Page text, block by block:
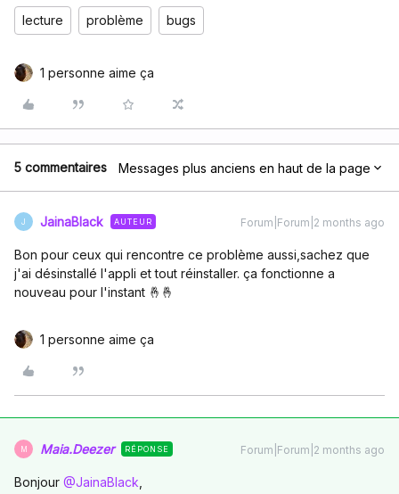
lecture problème bugs
1 personne aime ça
5 commentaires Messages plus anciens en haut de la page
J JainaBlack AUTEUR Forum|Forum|2 months ago
Bon pour ceux qui rencontre ce problème aussi,sachez que
j'ai désinstallé l'appli et tout réinstaller. ça fonctionne a
nouveau pour l'instant 🤞🤞
1 personne aime ça
M Maia.Deezer RÉPONSE Forum|Forum|2 months ago
Bonjour ​ @JainaBlack